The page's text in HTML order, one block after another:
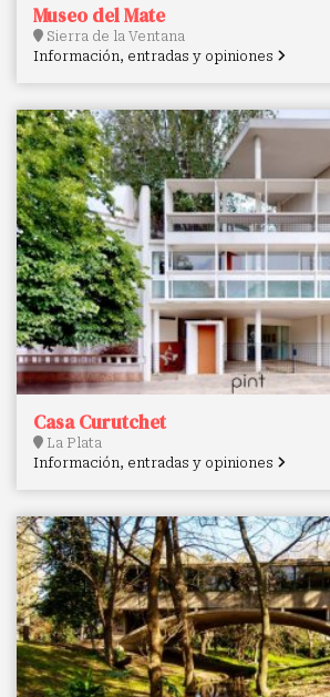
Museo del Mate
Sierra de la Ventana
Información, entradas y opiniones
Casa Curutchet
La Plata
Información, entradas y opiniones